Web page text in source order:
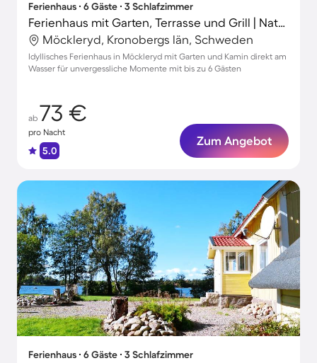
Ferienhaus ∙ 6 Gäste ∙ 3 Schlafzimmer
Ferienhaus mit Garten, Terrasse und Grill | Naturblick
Möckleryd, Kronobergs län, Schweden
Idyllisches Ferienhaus in Möckleryd mit Garten und Kamin direkt am
Wasser für unvergessliche Momente mit bis zu 6 Gästen
ab 73 €
pro Nacht
5.0
Zum Angebot
Ferienhaus ∙ 6 Gäste ∙ 3 Schlafzimmer